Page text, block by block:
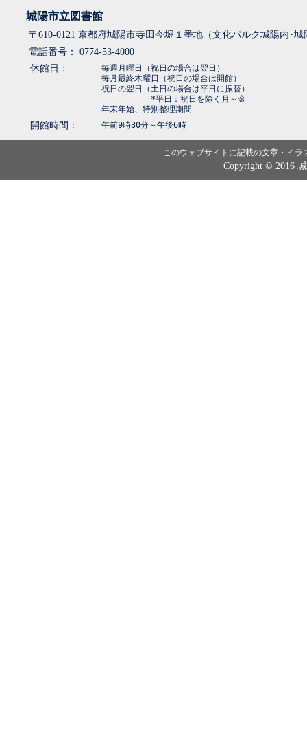
城陽市立図書館
〒610-0121 京都府城陽市寺田今堀１番地（文化パルク城陽内･
電話番号： 0774-53-4000
休館日：
毎週月曜日（祝日の場合は翌日）
毎月最終木曜日（祝日の場合は開館）
祝日の翌日（土日の場合は平日に振替）
*平日：祝日を除く月～金
年末年始、特別整理期間
開館時間： 午前9時30分～午後6時
このウェブサイトに記載の文章・イ
Copyright © 2016